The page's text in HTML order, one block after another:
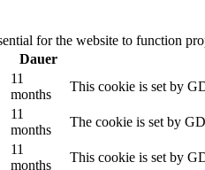
for the website to function
Dauer
11
months
This cookie is set by
11
months
The cookie is set by
11
months
This cookie is set by